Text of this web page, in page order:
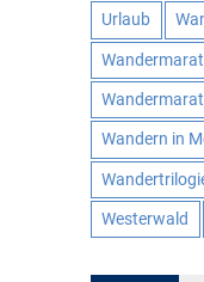
Urlaub
Wandern in
Westerwald